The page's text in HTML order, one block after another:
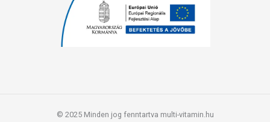
© 2025 Minden jog fenntartva multi-vitamin.hu